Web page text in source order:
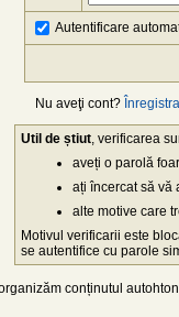
Autentificare
Nu aveţi cont?
Util de știut , verificarea
aveți o parolă
ați încercat să vă
alte motive care
Motivul verificarii este
se autentifice cu parole
conținutul